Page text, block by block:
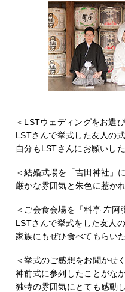
＜LSTウェディングをお選
LSTさんで挙式した友人の
自分もLSTさんにお願いし
＜結婚式場を「吉田神社」
厳かな雰囲気と朱色に惹か
＜ご会食会場を「料亭 左
LSTさんで挙式をした友人
家族にもぜひ食べてもらい
＜挙式のご感想をお聞かせ
神前式に参列したことがな
独特の雰囲気にとても感動